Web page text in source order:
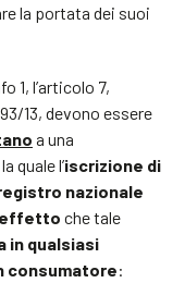
la portata dei suoi
1, l’articolo 7,
13, devono essere
a una
quale l’iscrizione di
nazionale
effetto che tale
in qualsiasi
consumatore: